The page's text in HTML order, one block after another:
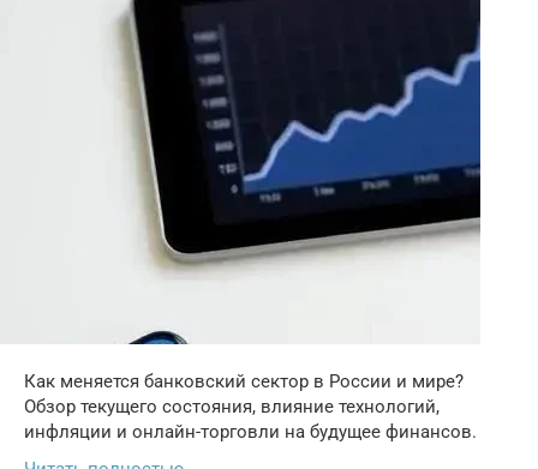
Как меняется банковский сектор в России и мире?
Обзор текущего состояния, влияние технологий,
инфляции и онлайн-торговли на будущее финансов.